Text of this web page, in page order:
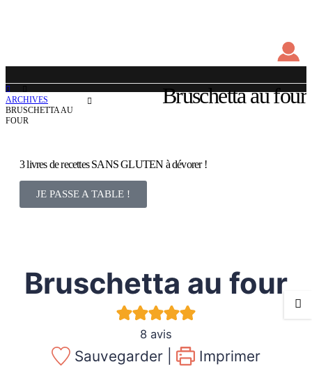
Bruschetta au four
ARCHIVES
BRUSCHETTA AU
FOUR
3 livres de recettes SANS GLUTEN à dévorer !
JE PASSE A TABLE !
Bruschetta au four
8 avis
Imprimer